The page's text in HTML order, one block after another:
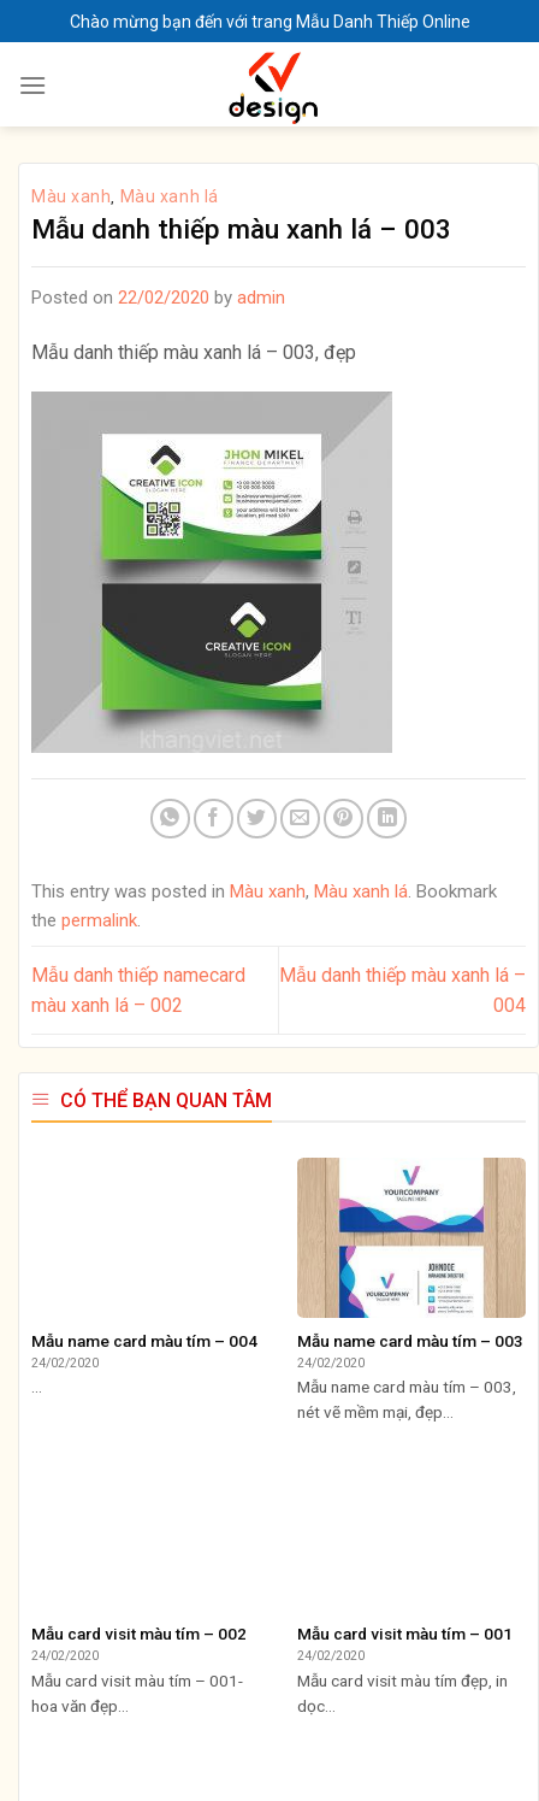
to
content
Chào mừng bạn đến với trang Mẫu Danh Thiếp Online
Màu xanh, Màu xanh lá
Mẫu danh thiếp màu xanh lá – 003
Posted on 22/02/2020 by admin
Mẫu danh thiếp màu xanh lá – 003, đẹp
This entry was posted in Màu xanh, Màu xanh lá. Bookmark
the permalink.
Mẫu danh thiếp namecard
màu xanh lá – 002
Mẫu danh thiếp màu xanh lá –
004
CÓ THỂ BẠN QUAN TÂM
Mẫu name card màu tím – 004
24/02/2020
...
Mẫu name card màu tím – 003
24/02/2020
Mẫu name card màu tím – 003,
nét vẽ mềm mại, đẹp...
Mẫu card visit màu tím – 002
24/02/2020
Mẫu card visit màu tím – 001-
hoa văn đẹp...
Mẫu card visit màu tím – 001
24/02/2020
Mẫu card visit màu tím đẹp, in
dọc...